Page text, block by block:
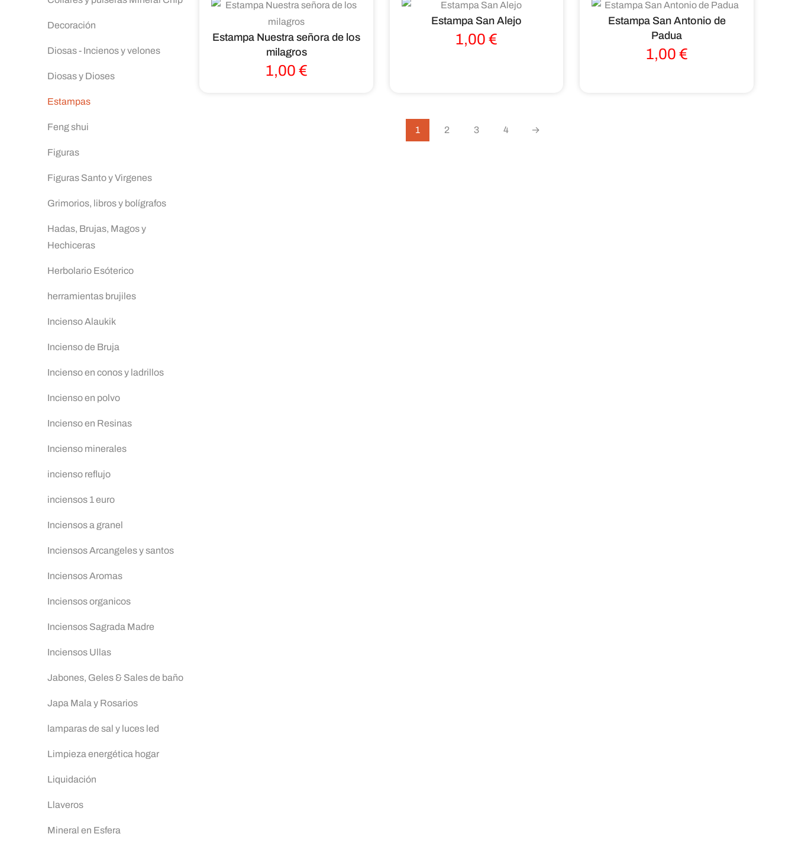
Decoración
Diosas - Incienos y velones
Diosas y Dioses
Estampas
Feng shui
Figuras
Figuras Santo y Virgenes
Grimorios, libros y bolígrafos
Hadas, Brujas, Magos y
Hechiceras
Herbolario Esóterico
herramientas brujiles
Incienso Alaukik
Incienso de Bruja
Incienso en conos y ladrillos
Incienso en polvo
Incienso en Resinas
Incienso minerales
incienso reflujo
inciensos 1 euro
Inciensos a granel
Inciensos Arcangeles y santos
Inciensos Aromas
Inciensos organicos
Inciensos Sagrada Madre
Inciensos Ullas
Jabones, Geles & Sales de baño
Japa Mala y Rosarios
lamparas de sal y luces led
Limpieza energética hogar
Liquidación
Llaveros
Mineral en Esfera
Estampa Nuestra señora de los
milagros
1,00 €
Estampa San Alejo
1,00€
Estampa San Antonio de
Padua
1,00 €
1 2 3 4 →